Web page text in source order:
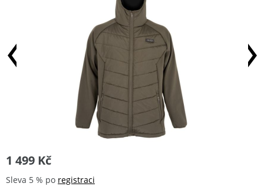
1 499 Kč
Sleva 5 % po registraci